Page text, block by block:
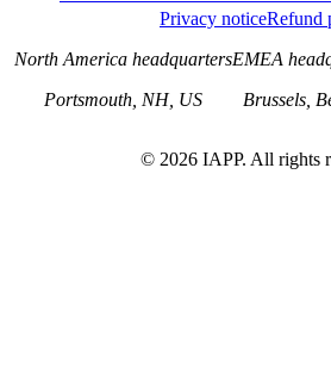
Privacy noticeRefund
North America headquarters
Portsmouth, NH, US
EMEA
Brussels,
© 2026 IAPP. All rights